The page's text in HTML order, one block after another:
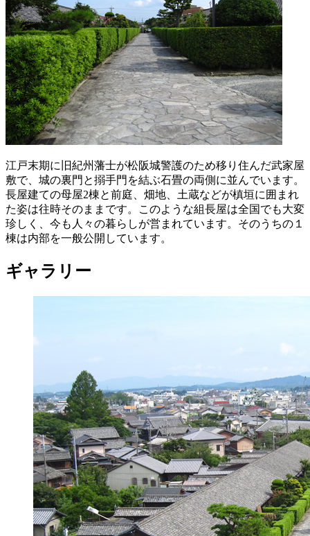
江戸末期に旧紀州藩士が松阪城警護のため移り住んだ武家屋
敷で、城の裏門と搦手門を結ぶ石畳の両側に並んでいます。
長屋建ての母屋2棟と前庭、畑地、土蔵などが槙垣に囲まれ
た姿は往時そのままです。このような組長屋は全国でも大変
珍しく、今も人々の暮らしが営まれています。そのうちの１
棟は内部を一般公開しています。
ギャラリー